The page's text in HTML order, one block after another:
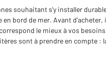
souhaitant s'y installer
bord de mer. Avant d'acheter,
le mieux à vos
sont à prendre en compte :